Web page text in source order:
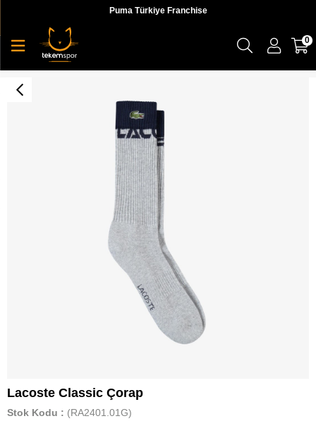
Puma Türkiye Franchise
0
Lacoste Classic Çorap
Stok Kodu
(RA2401.01G)